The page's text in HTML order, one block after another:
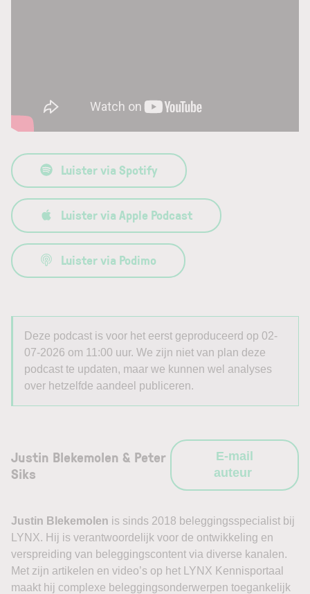
Luister via Spotify
Luister via Apple Podcast
Luister via Podimo
Deze podcast is voor het eerst geproduceerd op 02-
07-2026 om 11:00 uur. We zijn niet van plan deze
podcast te updaten, maar we kunnen wel analyses
over hetzelfde aandeel publiceren.
Justin Blekemolen & Peter
Siks
E-mail
auteur
Justin Blekemolen is sinds 2018 beleggingsspecialist bij
LYNX. Hij is verantwoordelijk voor de ontwikkeling en
verspreiding van beleggingscontent via diverse kanalen.
Met zijn artikelen en video’s op het LYNX Kennisportaal
maakt hij complexe beleggingsonderwerpen toegankelijk